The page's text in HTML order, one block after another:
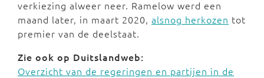
verkiezing alweer neer. Ramelow werd een
maand later, in maart 2020, alsnog herkozen tot
premier van de deelstaat.
Zie ook op Duitslandweb:
Overzicht van de regeringen en partijen in de